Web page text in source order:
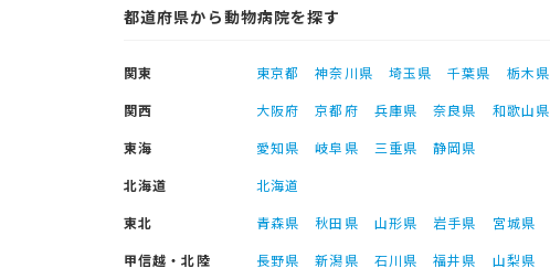
都道府県から動物病院を探す
関東 東京都 神奈川県 埼玉県 千葉県 栃木県
関西
大阪府 京都府 兵庫県 奈良県 和歌山県
東海
愛知県 岐阜県 三重県
静岡県
北海道
北海道
東北
青森県 秋田県 山形県 岩手県 宮城県
甲信越・北陸
長野県 新潟県 石川県 福井県 山梨県